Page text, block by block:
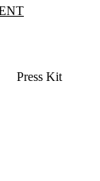
Press Kit